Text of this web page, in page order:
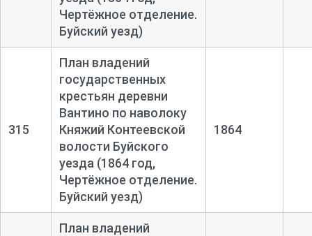
Чертёжное отделение.
Буйский уезд)
315
План владений
государственных
крестьян деревни
Вантино по наволоку
Княжий Контеевской
волости Буйского
уезда (1864 год,
Чертёжное отделение.
Буйский уезд)
1864
План владений